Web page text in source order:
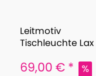
Leitmotiv
Tischleuchte Lax
69,00 € *